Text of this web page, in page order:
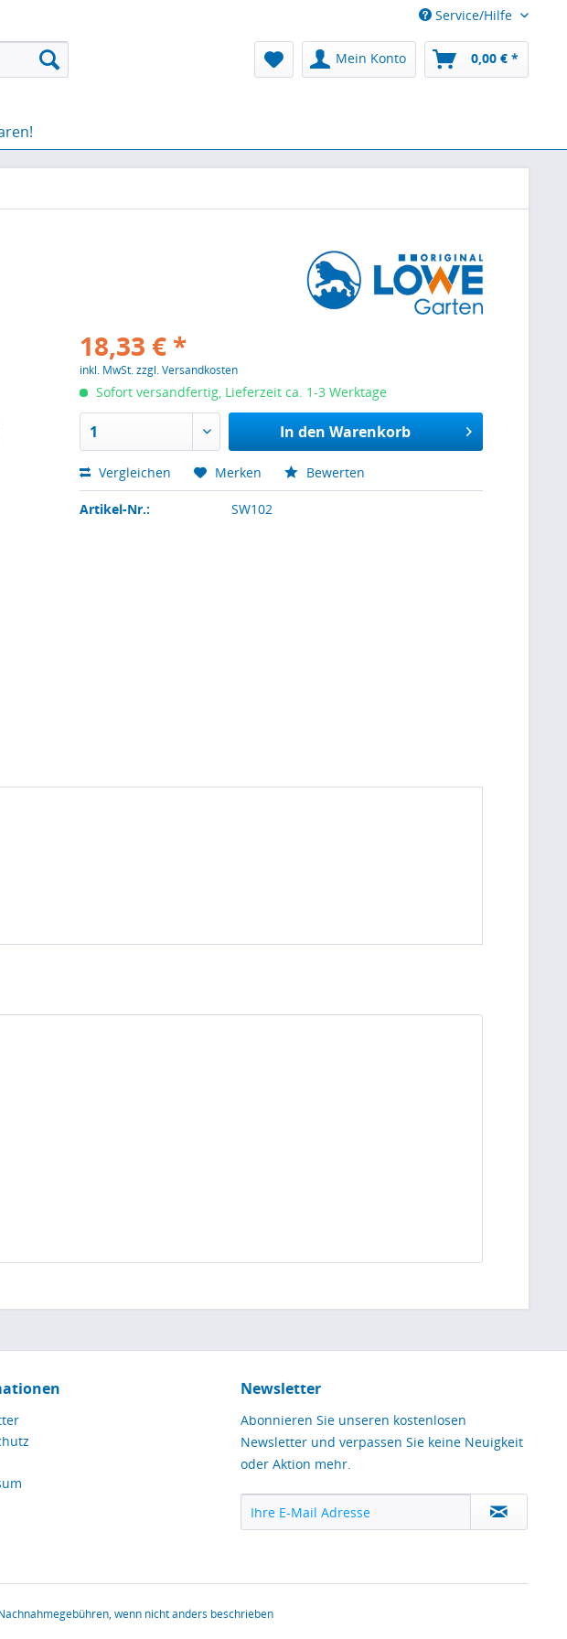
Service/Hilfe
Mein Konto 0,00 € *
18,33 € *
inkl. MwSt.zzgl. Versandkosten
Sofort versandfertig, Lieferzeit ca. 1-3 Werktage
In den Warenkorb
Vergleichen Merken Bewerten
Artikel-Nr.: SW102
Newsletter
Abonnieren Sie unseren kostenlosen
Newsletter und verpassen Sie keine Neuigkeit
oder Aktion mehr.
wenn nicht anders beschrieben